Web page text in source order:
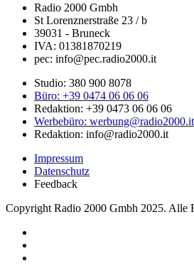
Radio 2000 Gmbh
St Lorenznerstraße 23 / b
39031 - Bruneck
IVA: 01381870219
pec: info@pec.radio2000.it
Studio: 380 900 8078
Büro: +39 0474 06 06 06
Redaktion: +39 0473 06 06 06
Werbebüro: werbung@radio2000.it
Redaktion: info@radio2000.it
Impressum
Datenschutz
Feedback
Copyright Radio 2000 Gmbh 2025. Alle